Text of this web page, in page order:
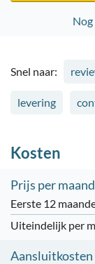
Nog
Snel naar:
levering
Kosten
Prijs per maand
Eerste 12
Uiteindelijk per
Aansluitkosten